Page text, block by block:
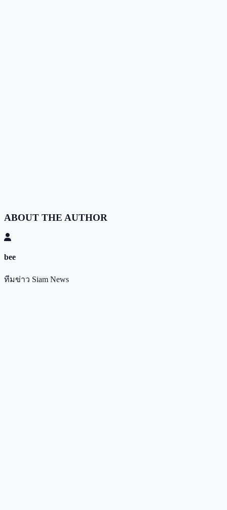
ABOUT THE AUTHOR
bee
ทีมข่าว Siam News